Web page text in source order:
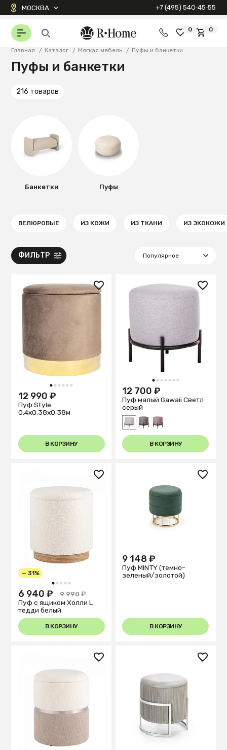
МОСКВА +7 (495) 540‑45‑55
0 0
Главная / Каталог / Мягкая мебель / Пуфы и банкетки
Пуфы и банкетки
216 товаров
Банкетки Пуфы
ВЕЛЮРОВЫЕ ИЗ КОЖИ ИЗ ТКАНИ ИЗ ЭКОКОЖИ
ФИЛЬТР
1 2 3 4 5 6
12 990 ₽
Пуф Style
0.4x0.38x0.38м
В КОРЗИНУ
1 2 3 4 5 6 7
12 700 ₽
Пуф малый Gawaii Светл
серый
В КОРЗИНУ
1 2 3 4 5
— 31%
6 940 ₽
9 990 ₽
Пуф с ящиком Холли L
тедди белый
В КОРЗИНУ
9 148 ₽
Пуф MINTY (темно-
зеленый/золотой)
В КОРЗИНУ